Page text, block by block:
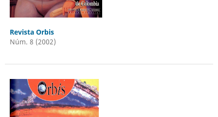
Revista Orbis
Núm. 8 (2002)